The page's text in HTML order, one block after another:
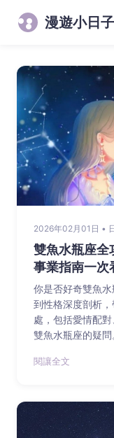
漫遊小日子
2026年02月01日 •
雙魚水瓶座全
事業指南一次
你是否好奇雙魚
到性格深度剖析
處，包括愛情配
雙魚水瓶座的疑問
閱讓全文